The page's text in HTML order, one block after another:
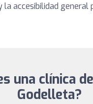
la accesibilidad general
una clínica
Godelleta?